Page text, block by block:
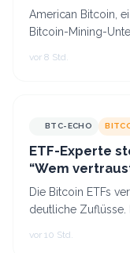
American Bitcoin,
Bitcoin-Mining-
Bitcoin im Wert
vor 8 Std.
BTC-ECHO
ETF-Experte
“Wem
Die Bitcoin ETFs
deutliche Zuflüsse.
vor 10 Std.